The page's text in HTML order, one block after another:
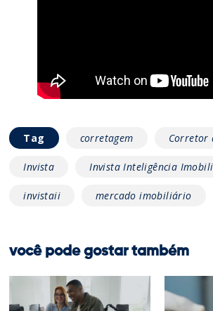
Tag corretagem Corretor
Invista Invista Inteligência
invistaii mercado imobiliário
você pode gostar também